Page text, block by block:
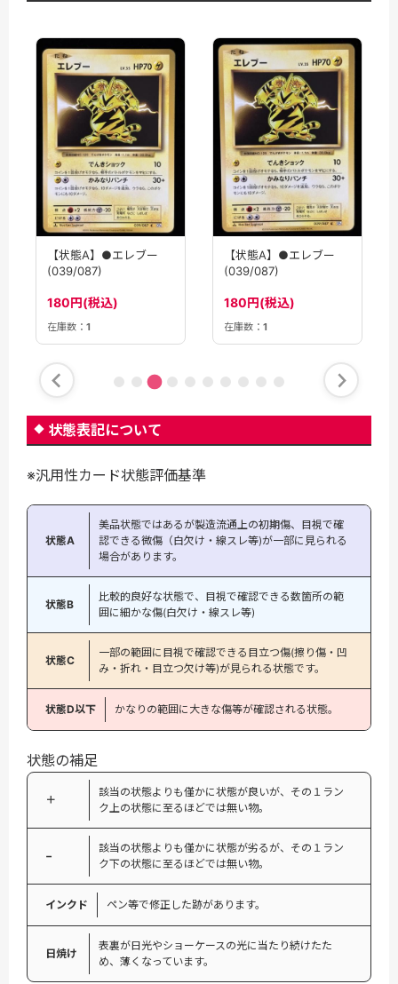
【状態A】●エレブー
(039/087)
180円(税込)
在庫数： 1
【状態A】●エレブー
(039/087)
180円(税込)
在庫数： 1
状態表記について
※汎用性カード状態評価基準
状態A
美品状態ではあるが製造流通上の初期傷、目視で確
認できる微傷（白欠け・線スレ等)が一部に見られる
場合があります。
状態B
比較的良好な状態で、目視で確認できる数箇所の範
囲に細かな傷(白欠け・線スレ等)
状態C
一部の範囲に目視で確認できる目立つ傷(擦り傷・凹
み・折れ・目立つ欠け等)が見られる状態です。
状態D以下 かなりの範囲に大きな傷等が確認される状態。
状態の補足
＋
該当の状態よりも僅かに状態が良いが、その１ラン
ク上の状態に至るほどでは無い物。
−
該当の状態よりも僅かに状態が劣るが、その１ラン
ク下の状態に至るほどでは無い物。
インクド ペン等で修正した跡があります。
日焼け
表裏が日光やショーケースの光に当たり続けたた
め、薄くなっています。